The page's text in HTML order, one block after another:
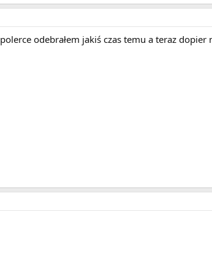
odebrałem jakiś czas temu a teraz